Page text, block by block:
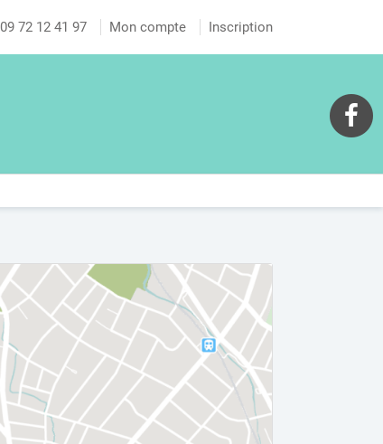
09 72 12 41 97 Mon compte Inscription